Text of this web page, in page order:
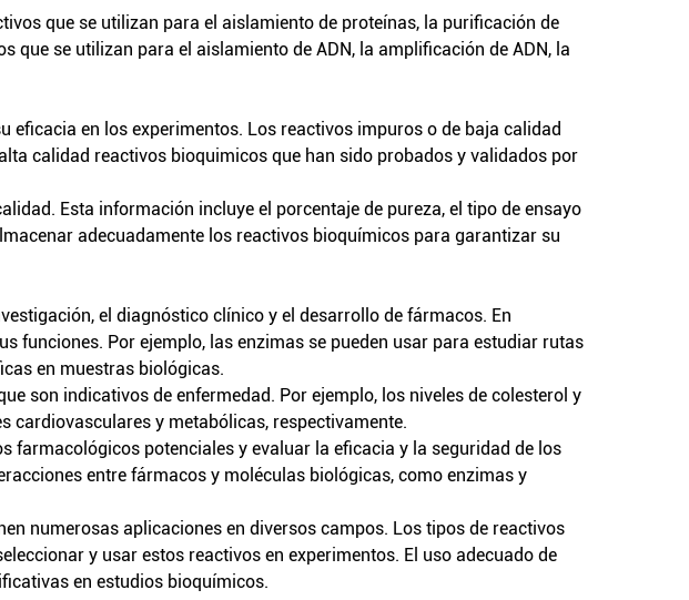
que se utilizan para el aislamiento de proteínas, la purificación de
que se utilizan para el aislamiento de ADN, la amplificación de ADN, la
en los experimentos. Los reactivos impuros o de baja calidad
calidad reactivos bioquimicos que han sido probados y validados por
Esta información incluye el porcentaje de pureza, el tipo de ensayo
adecuadamente los reactivos bioquímicos para garantizar su
el diagnóstico clínico y el desarrollo de fármacos. En
funciones. Por ejemplo, las enzimas se pueden usar para estudiar rutas
en muestras biológicas.
son indicativos de enfermedad. Por ejemplo, los niveles de colesterol y
cardiovasculares y metabólicas, respectivamente.
potenciales y evaluar la eficacia y la seguridad de los
entre fármacos y moléculas biológicas, como enzimas y
numerosas aplicaciones en diversos campos. Los tipos de reactivos
y usar estos reactivos en experimentos. El uso adecuado de
en estudios bioquímicos.